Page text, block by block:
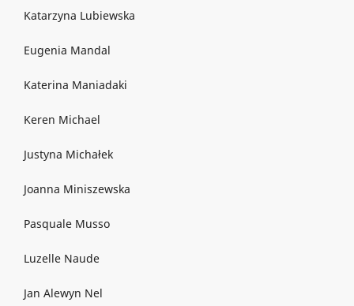
Katarzyna Lubiewska
Eugenia Mandal
Katerina Maniadaki
Keren Michael
Justyna Michałek
Joanna Miniszewska
Pasquale Musso
Luzelle Naude
Jan Alewyn Nel